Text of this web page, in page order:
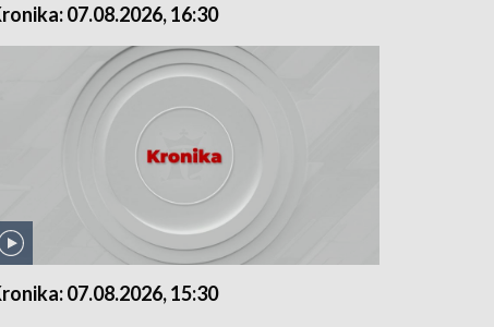
07.08.2026, 16:30
07.08.2026, 15:30